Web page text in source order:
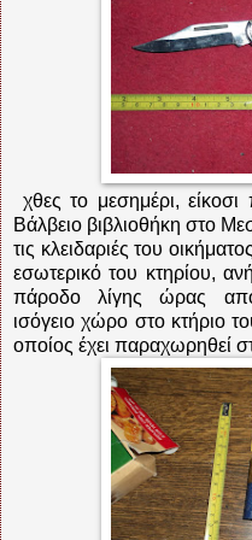
χθες το μεσημέρι,
Βάλβειο βιβλιοθήκη στο
τις κλειδαριές του
εσωτερικό του κτηρίου,
πάροδο λίγης ώρας
ισόγειο χώρο στο κτήριο
οποίος έχει παραχωρηθεί